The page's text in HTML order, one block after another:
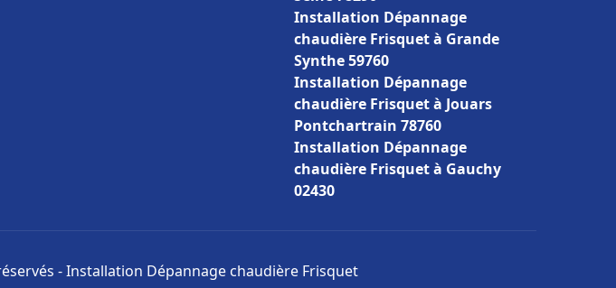
Installation Dépannage
chaudière Frisquet à Grande
Synthe 59760
Installation Dépannage
chaudière Frisquet à Jouars
Pontchartrain 78760
Installation Dépannage
chaudière Frisquet à Gauchy
02430
- Installation Dépannage chaudière Frisquet